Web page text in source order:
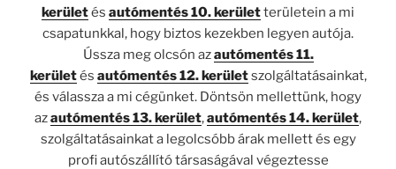
kerületés autómentés 10. kerületterületein a mi
csapatunkkal, hogy biztos kezekben legyen autója.
Ússza meg olcsón azautómentés 11.
kerületés autómentés 12. kerületszolgáltatásainkat,
és válassza a mi cégünket. Döntsön mellettünk, hogy
azautómentés 13. kerület,autómentés 14. kerület,
szolgáltatásainkat a legolcsóbb árak mellett és egy
profi autószállító társaságával végeztesse